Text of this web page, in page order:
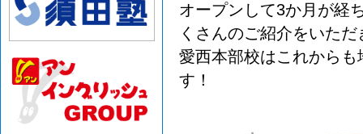
オープンして3か月が経
くさんのご紹介をいた
愛西本部校はこれから
す！